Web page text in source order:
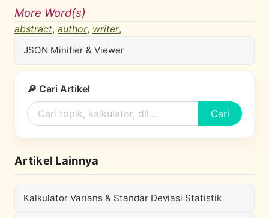
More Word(s)
abstract, author, writer,
JSON Minifier & Viewer
🔎 Cari Artikel
Cari
Artikel Lainnya
Kalkulator Varians & Standar Deviasi Statistik